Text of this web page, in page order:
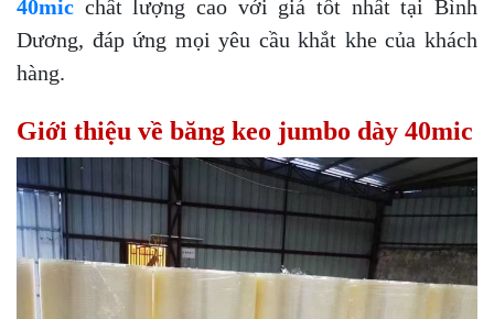
40mic chất lượng cao với giá tốt nhất tại Bình
Dương, đáp ứng mọi yêu cầu khắt khe của khách
hàng.
Giới thiệu về băng keo jumbo dày 40mic